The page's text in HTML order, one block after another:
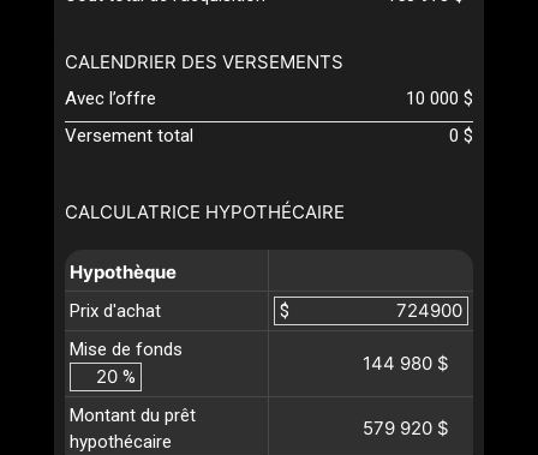
CALCULATRICE HYPOTHÉCAIRE
Hypothèque
Prix d'achat
$
Mise de fonds
%
144 980 $
Montant du prêt
hypothécaire
579 920 $
CALENDRIER DES VERSEMENTS
Avec l’offre
10 000 $
Versement total
0 $